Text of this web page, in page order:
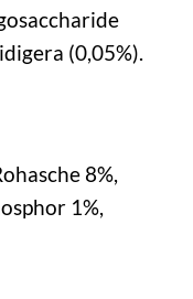
(0,05%).
8%,
1%,